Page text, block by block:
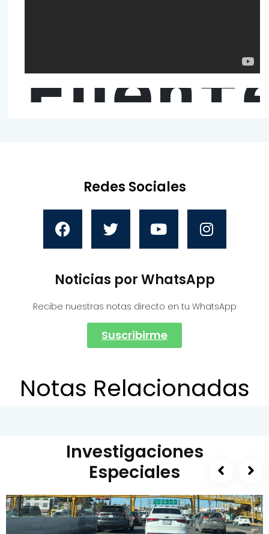
Redes Sociales
Noticias por WhatsApp
Recibe nuestras notas directo en tu WhatsApp
Suscribirme
Notas Relacionadas
Investigaciones
Especiales